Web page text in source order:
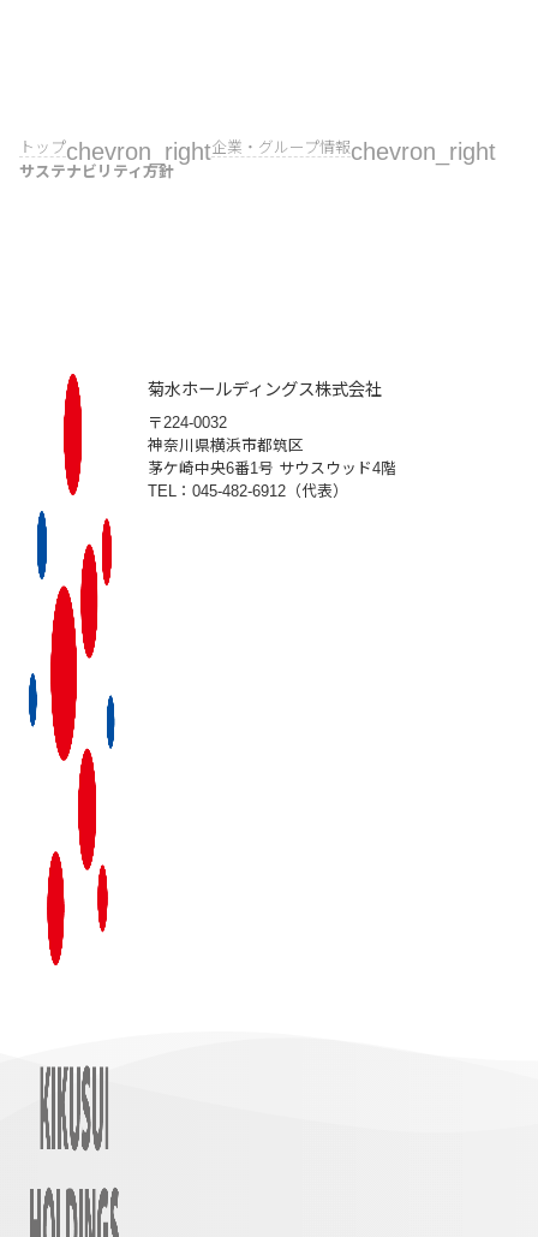
トップchevron_right企業・グループ情報chevron_right
サステナビリティ方針
菊水ホールディングス株式会社
〒224-0032
神奈川県横浜市都筑区
茅ケ崎中央6番1号 サウスウッド4階
TEL：045-482-6912（代表）